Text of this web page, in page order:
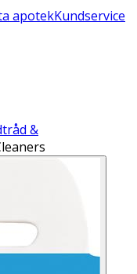
apotekKundservice
&